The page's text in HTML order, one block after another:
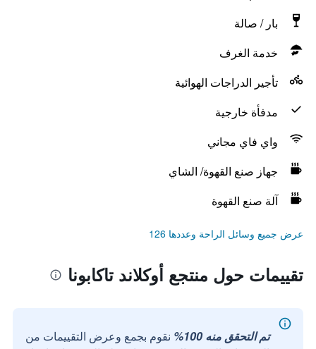
بار / صالة
خدمة الغرف
تأجير الدراجات الهوائية
مدفأة خارجية
واي فاي مجاني
جهاز صنع القهوة/ الشاي
آلة صنع القهوة
عرض جميع وسائل الراحة وعددها 126
تقييمات حول منتجع أوكلاند تاكابونا
تم التحقق منه 100%
نقوم بجمع وعرض التقييمات من